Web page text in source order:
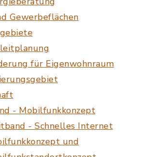
Gewerbeflächen
für Eigenwohnraum
- Mobilfunkkonzept
- Schnelles Internet
und